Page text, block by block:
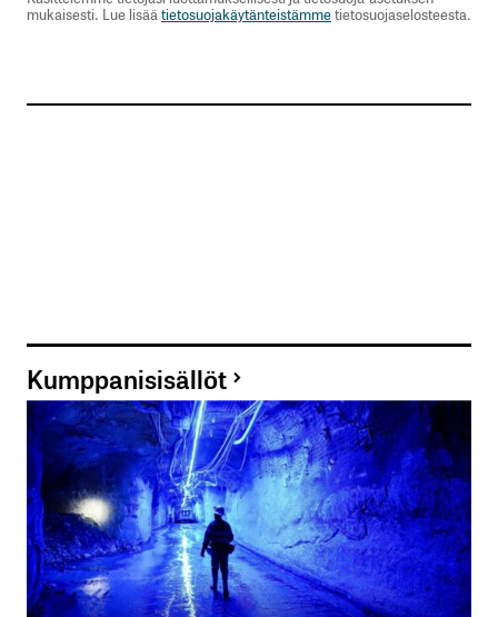
mukaisesti. Lue lisää tietosuojakäytänteistämmetietosuojaselosteesta.
Kumppanisisällöt